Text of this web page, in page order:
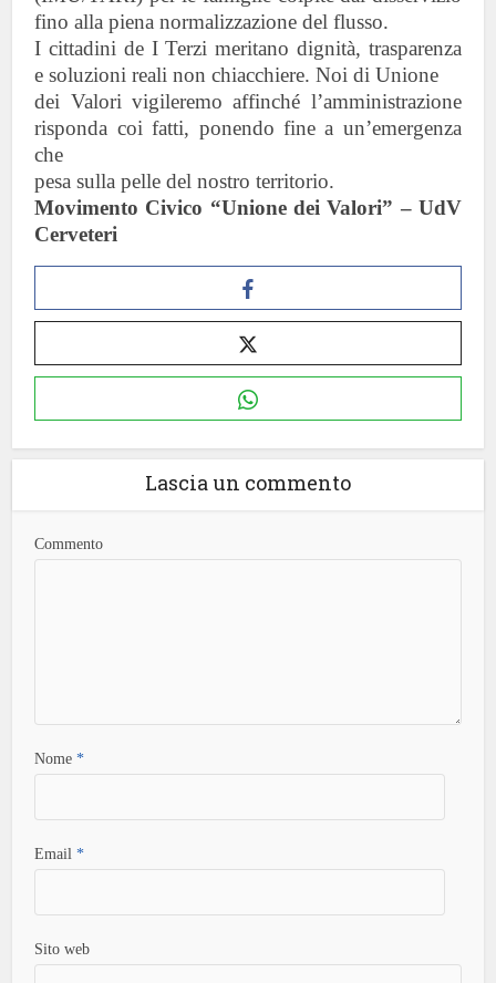
fino alla piena normalizzazione del flusso.
I cittadini de I Terzi meritano dignità, trasparenza
e soluzioni reali non chiacchiere. Noi di Unione
dei Valori vigileremo affinché l’amministrazione
risponda coi fatti, ponendo fine a un’emergenza
che
pesa sulla pelle del nostro territorio.
Movimento Civico “Unione dei Valori” – UdV
Cerveteri
Lascia un commento
Commento
Nome*
Email*
Sito web